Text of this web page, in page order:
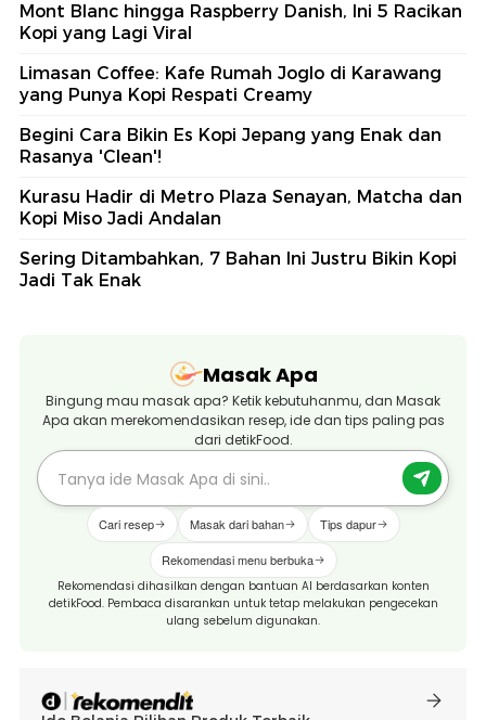
Mont Blanc hingga Raspberry Danish, Ini 5 Racikan
Kopi yang Lagi Viral
Limasan Coffee: Kafe Rumah Joglo di Karawang
yang Punya Kopi Respati Creamy
Begini Cara Bikin Es Kopi Jepang yang Enak dan
Rasanya 'Clean'!
Kurasu Hadir di Metro Plaza Senayan, Matcha dan
Kopi Miso Jadi Andalan
Sering Ditambahkan, 7 Bahan Ini Justru Bikin Kopi
Jadi Tak Enak
Masak Apa
Bingung mau masak apa? Ketik kebutuhanmu, dan Masak
Apa akan merekomendasikan resep, ide dan tips paling pas
dari detikFood.
Cari resep Masak dari bahan Tips dapur
Rekomendasi menu berbuka
Rekomendasi dihasilkan dengan bantuan AI berdasarkan konten
detikFood. Pembaca disarankan untuk tetap melakukan pengecekan
ulang sebelum digunakan.